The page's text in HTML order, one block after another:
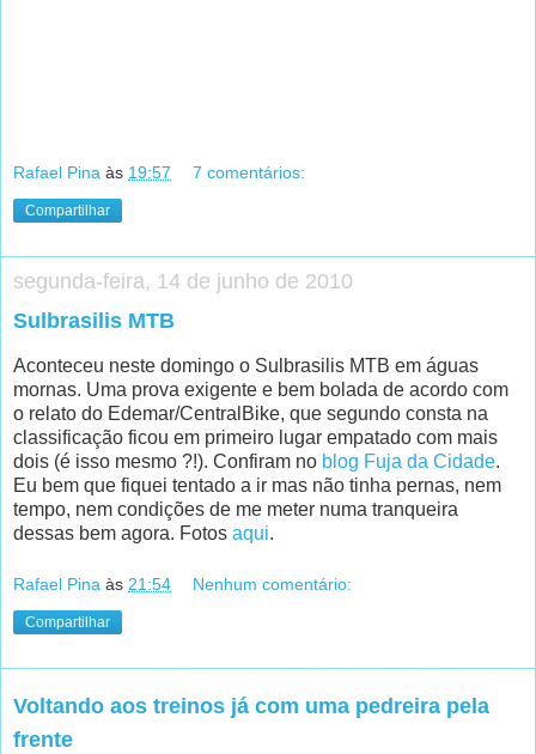
Rafael Pina às 19:57 7 comentários:
Compartilhar
segunda-feira, 14 de junho de 2010
Sulbrasilis MTB
Aconteceu neste domingo o Sulbrasilis MTB em águas
mornas. Uma prova exigente e bem bolada de acordo com
o relato do Edemar/CentralBike, que segundo consta na
classificação ficou em primeiro lugar empatado com mais
dois (é isso mesmo ?!). Confiram no blog Fuja da Cidade.
Eu bem que fiquei tentado a ir mas não tinha pernas, nem
tempo, nem condições de me meter numa tranqueira
dessas bem agora. Fotos aqui.
Rafael Pina às 21:54 Nenhum comentário:
Compartilhar
Voltando aos treinos já com uma pedreira pela
frente